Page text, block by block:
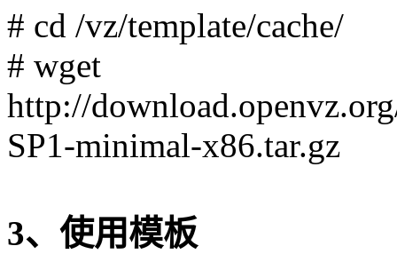
# cd /vz/template/cache/
# wget
http://
SP1-minimal-x86.tar.gz
3、使用模板